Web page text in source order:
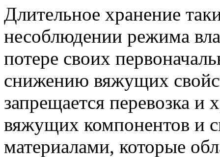
Длительное хранение
несоблюдении режима
потере своих
снижению вяжущих
запрещается перевозка
вяжущих компонентов и
материалами, которые